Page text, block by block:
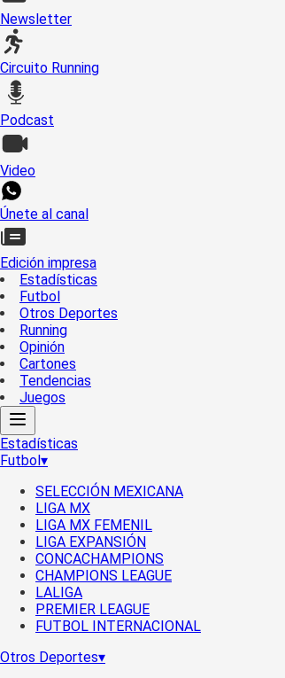
Newsletter
Circuito Running
Podcast
Video
Únete al canal
Edición impresa
Estadísticas
Futbol
Otros Deportes
Running
Opinión
Cartones
Tendencias
Juegos
Estadísticas
Futbol▾
SELECCIÓN MEXICANA
LIGA MX
LIGA MX FEMENIL
LIGA EXPANSIÓN
CONCACHAMPIONS
CHAMPIONS LEAGUE
LALIGA
PREMIER LEAGUE
FUTBOL INTERNACIONAL
Otros Deportes▾